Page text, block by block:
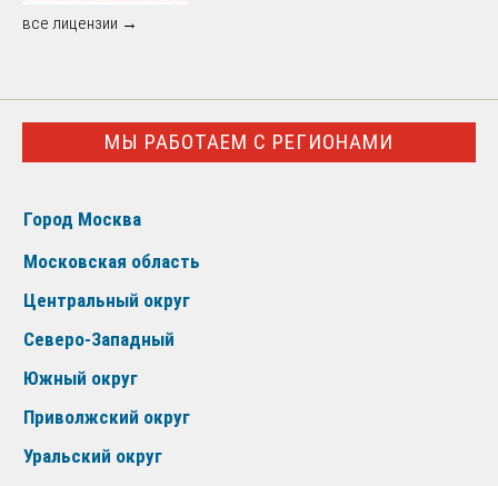
все лицензии →
МЫ РАБОТАЕМ С РЕГИОНАМИ
Город Москва
Московская область
Центральный округ
Северо-Западный
Южный округ
Приволжский округ
Уральский округ